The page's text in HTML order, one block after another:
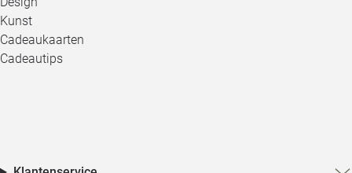
Kunst
Cadeaukaarten
Cadeautips